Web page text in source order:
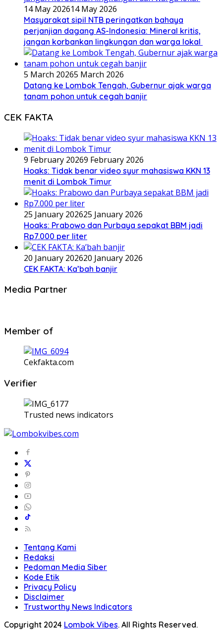
14 May 202614 May 2026
Masyarakat sipil NTB peringatkan bahaya
perjanjian dagang AS-Indonesia: Mineral kritis,
jangan korbankan lingkungan dan warga lokal
5 March 20265 March 2026
Datang ke Lombok Tengah, Gubernur ajak warga
tanam pohon untuk cegah banjir
CEK FAKTA
9 February 20269 February 2026
Hoaks: Tidak benar video syur mahasiswa KKN 13
menit di Lombok Timur
25 January 202625 January 2026
Hoaks: Prabowo dan Purbaya sepakat BBM jadi
Rp7.000 per liter
20 January 202620 January 2026
CEK FAKTA: Ka’bah banjir
Media Partner
Member of
Cekfakta.com
Verifier
Trusted news indicators
Tentang Kami
Redaksi
Pedoman Media Siber
Kode Etik
Privacy Policy
Disclaimer
Trustworthy News Indicators
Copyright 2024 Lombok Vibes. All Rights Reserved.